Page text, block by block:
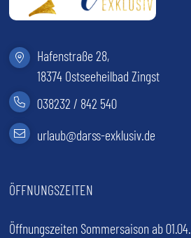
Hafenstraße 28,
18374 Ostseeheilbad Zingst
038232 / 842 540
urlaub@darss-exklusiv.de
ÖFFNUNGSZEITEN
Öffnungszeiten Sommersaison ab 01.04.